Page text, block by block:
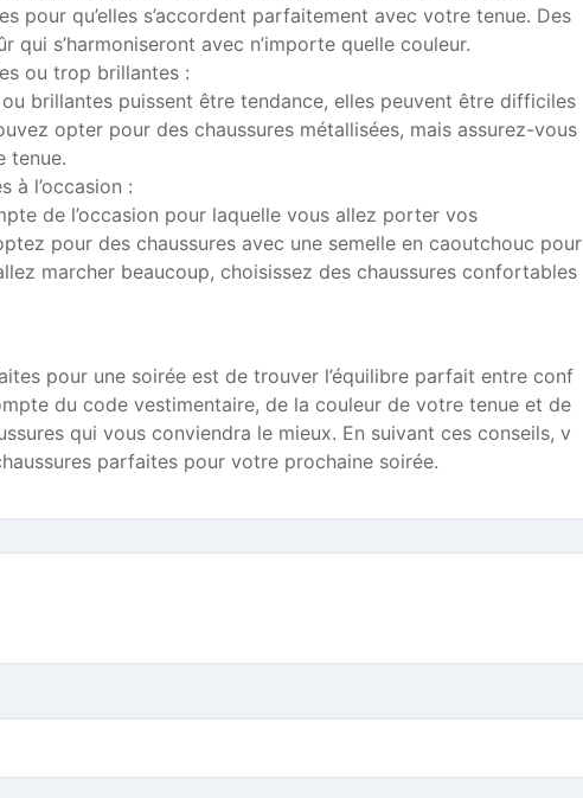
pour qu’elles s’accordent parfaitement avec votre tenue. Des
qui s’harmoniseront avec n’importe quelle couleur.
ou trop brillantes :
brillantes puissent être tendance, elles peuvent être difficiles
opter pour des chaussures métallisées, mais assurez-vous
tenue.
à l’occasion :
de l’occasion pour laquelle vous allez porter vos
pour des chaussures avec une semelle en caoutchouc pour
marcher beaucoup, choisissez des chaussures confortables
pour une soirée est de trouver l’équilibre parfait entre conf
du code vestimentaire, de la couleur de votre tenue et de
qui vous conviendra le mieux. En suivant ces conseils, v
parfaites pour votre prochaine soirée.